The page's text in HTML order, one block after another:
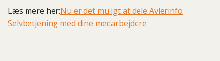
Læs mere her:Nu er det muligt at dele Avlerinfo
Selvbetjening med dine medarbejdere